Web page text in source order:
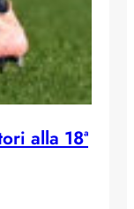
alla 18ª